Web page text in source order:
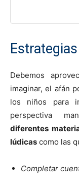
Debemos
imaginar, el afán
los niños para
perspectiva
diferentes
lúdicas como las
Completar